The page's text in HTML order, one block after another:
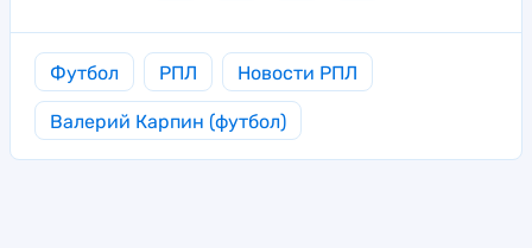
Футбол РПЛ Новости РПЛ
Валерий Карпин (футбол)